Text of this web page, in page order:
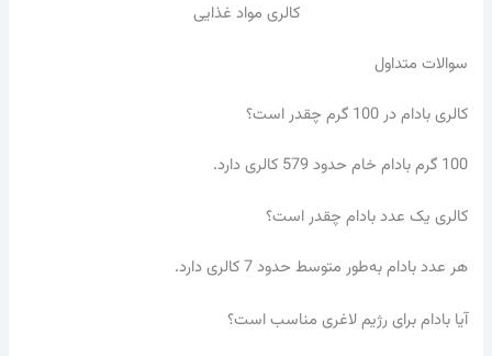
کالری مواد غذایی
سوالات متداول
کالری بادام در 100 گرم چقدر است؟
100 گرم بادام خام حدود 579 کالری دارد.
کالری یک عدد بادام چقدر است؟
هر عدد بادام به‌طور متوسط حدود 7 کالری دارد.
آیا بادام برای رژیم لاغری مناسب است؟